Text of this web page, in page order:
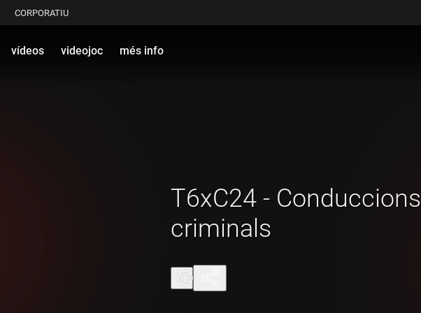
CORPORATIU
vídeos videojoc més info
T6xC24 - Conduccions
criminals